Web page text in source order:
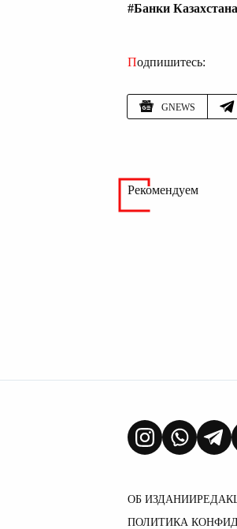
#Банки Казахстана
Подпишитесь:
GNEWS
Рекомендуем
ОБ ИЗДАНИИ
ПОЛИТИКА